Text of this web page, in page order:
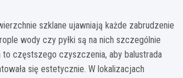
szklane ujawniają każde zabrudzenie
wody czy pyłki są na nich szczególnie
to częstszego czyszczenia, aby balustrada
się estetycznie. W lokalizacjach